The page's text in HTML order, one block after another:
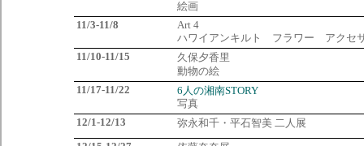
絵画
11/3-11/8
Art 4
ハワイアンキルト フラワー アクセ
11/10-11/15
久保夕香里
動物の絵
11/17-11/22
6人の湘南STORY
写真
12/1-12/13
弥永和千・平石智美 二人展